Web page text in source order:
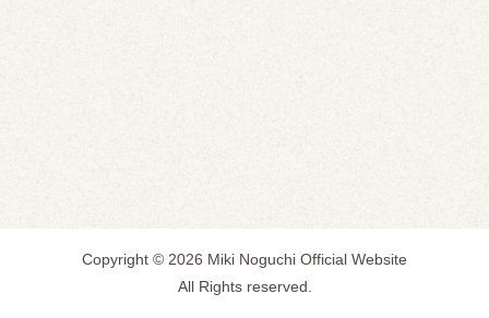
Copyright © 2026 Miki Noguchi Official Website
All Rights reserved.